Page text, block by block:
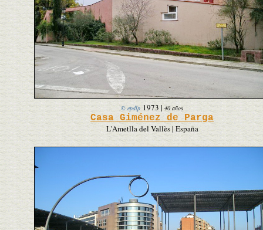
© epdlp 1973| 40 años
Casa Giménez de Parga
L'Ametlla del Vallès | España